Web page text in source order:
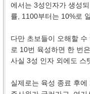
에서는 3성인자가 생성
률, 1100부터는 10%로
다만 초보들이 오해할
로 10번 육성하면 한 번
사실 3성 인자 외에도 스
실제로는 육성 종료 후